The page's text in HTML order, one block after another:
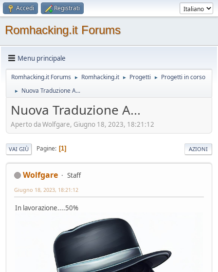
Accedi Registrati
Romhacking.it Forums
Menu principale
Romhacking.it Forums ► Romhacking.it ► Progetti ► Progetti in corso
► Nuova Traduzione A...
Nuova Traduzione A...
Aperto da Wolfgare, Giugno 18, 2023, 18:21:12
VAI GIÙ Pagine 1 AZIONI
Wolfgare Staff
Giugno 18, 2023, 18:21:12
In lavorazione....50%